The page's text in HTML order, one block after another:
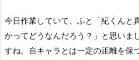
今日作業していて、ふと「紀くんと
かってどうなんだろう？」と思いま
すね。自キャラとは一定の距離を保